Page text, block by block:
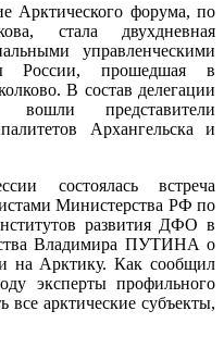
Арктического форума, по
стала двухдневная
управленческими
России, прошедшая в
В состав делегации
вошли представители
Архангельска и
состоялась встреча
Министерства РФ по
развития ДФО в
Владимира ПУТИНА о
на Арктику. Как сообщил
эксперты профильного
все арктические субъекты,